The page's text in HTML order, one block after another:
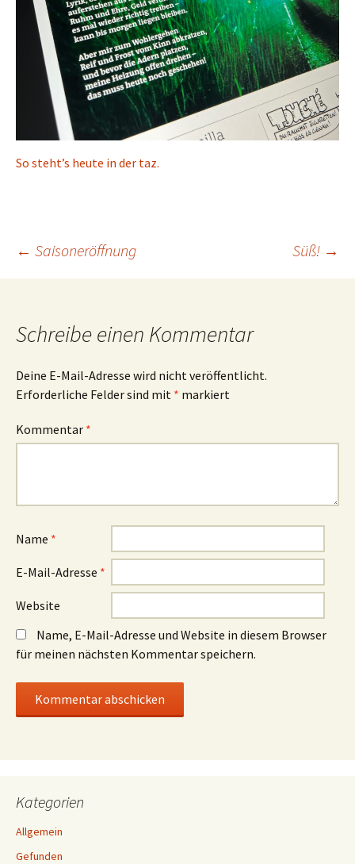
So steht’s heute in der taz.
Beitrags-
← Saisoneröffnung Süß! →
Schreibe einen Kommentar
Deine E-Mail-Adresse wird nicht veröffentlicht.
Erforderliche Felder sind mit * markiert
Kommentar *
Name *
E-Mail-Adresse *
Website
Name, E-Mail-Adresse und Website in diesem Browser
für meinen nächsten Kommentar speichern.
Kategorien
Allgemein
Gefunden